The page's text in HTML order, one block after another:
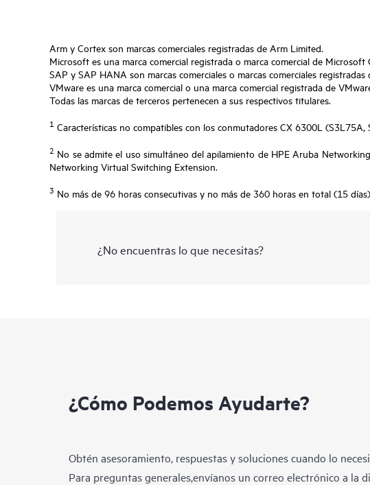
Arm y Cortex son marcas comerciales registradas de Arm Limited.
Microsoft es una marca comercial registrada o marca comercial de
SAP y SAP HANA son marcas comerciales o marcas comerciales
VMware es una marca comercial o una marca comercial registrada de
Todas las marcas de terceros pertenecen a sus respectivos titulares.
1 Características no compatibles con los conmutadores CX 6300L
2 No se admite el uso simultáneo del apilamiento de HPE Aruba
Networking Virtual Switching Extension.
3 No más de 96 horas consecutivas y no más de 360 horas en total (15
¿No encuentras lo que necesitas?
¿Cómo Podemos Ayudarte?
Obtén asesoramiento, respuestas y soluciones cuando lo
Para preguntas generales,envíanos un correo electrónico a la